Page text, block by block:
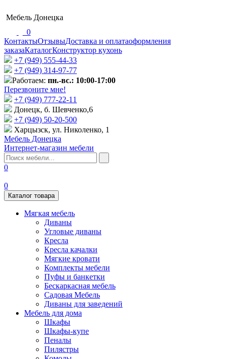
Мебель Донецка
0
КонтактыОтзывыДоставка и оплатаоформления
заказаКаталогКонструктор кухонь
+7 (949) 555-44-33
+7 (949) 314-97-77
Работаем: пн.-вс.: 10:00-17:00
Перезвоните мне!
+7 (‎949) 777-22-11
Донецк, б. Шевченко,6
+7 (949) 50-20-500
Харцызск, ул. Николенко, 1
Мебель Донецка
Интернет-магазин мебели
0
0
Каталог товара
Мягкая мебель
Диваны
Угловые диваны
Кресла
Кресла качалки
Мягкие кровати
Комплекты мебели
Пуфы и банкетки
Бескаркасная мебель
Садовая Мебель
Диваны для заведений
Мебель для дома
Шкафы
Шкафы-купе
Пеналы
Пилястры